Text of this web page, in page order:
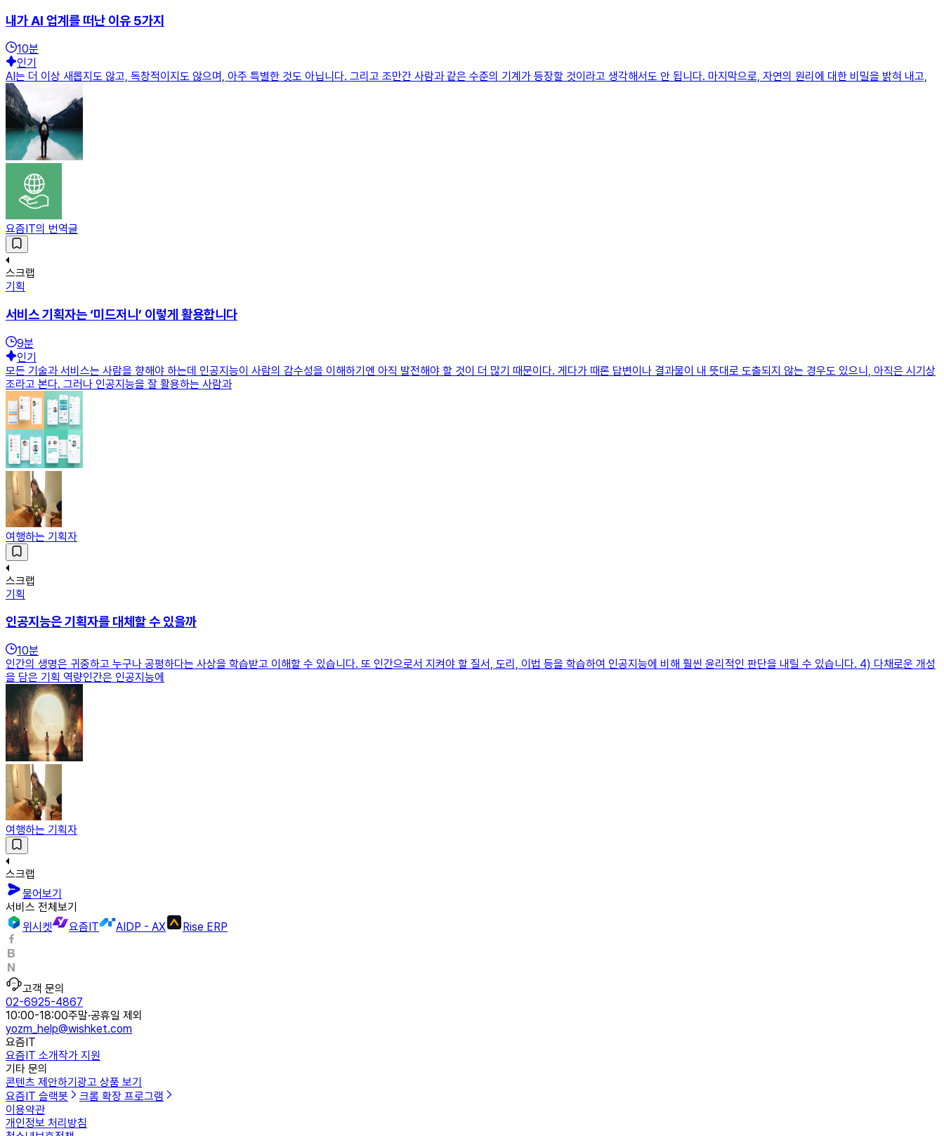
내가 AI 업계를 떠난 이유 5가지
10분
인기
AI는 더 이상 새롭지도 않고, 독창적이지도 않으며, 아주 특별한 것도 아닙니다. 그리고 조만간 사람과 같은 수준의 기계가 등장할 것이라고 생각해서도 안 됩니다. 마지막으로, 자연의 원리에 대한 비밀을 밝혀 내고,
요즘IT의 번역글
스크랩
기획
서비스 기획자는 ‘미드저니’ 이렇게 활용합니다
9분
인기
모든 기술과 서비스는 사람을 향해야 하는데 인공지능이 사람의 감수성을 이해하기엔 아직 발전해야 할 것이 더 많기 때문이다. 게다가 때론 답변이나 결과물이 내 뜻대로 도출되지 않는 경우도 있으니, 아직은 시기상
조라고 본다. 그러나 인공지능을 잘 활용하는 사람과
여행하는 기획자
스크랩
기획
인공지능은 기획자를 대체할 수 있을까
10분
인간의 생명은 귀중하고 누구나 공평하다는 사상을 학습받고 이해할 수 있습니다. 또 인간으로서 지켜야 할 질서, 도리, 이법 등을 학습하여 인공지능에 비해 훨씬 윤리적인 판단을 내릴 수 있습니다. 4) 다채로운 개성
을 담은 기획 역량인간은 인공지능에
여행하는 기획자
스크랩
물어보기
서비스 전체보기
위시켓
요즘IT AIDP - AX Rise ERP
고객 문의
02-6925-4867
10:00-18:00주말·공휴일 제외
yozm_help@wishket.com
요즘IT
요즘IT 소개작가 지원
기타 문의
콘텐츠 제안하기 광고 상품 보기
요즘IT 슬랙봇
크롬 확장 프로그램
이용약관
개인정보 처리방침